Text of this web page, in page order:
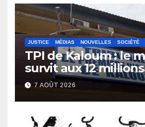
JUSTICE MÉDIAS NOUVELLES SOCIÉTÉ
TPI de Kaloum : le
survit aux 12 millions
détournés
7 AOÛT 2026